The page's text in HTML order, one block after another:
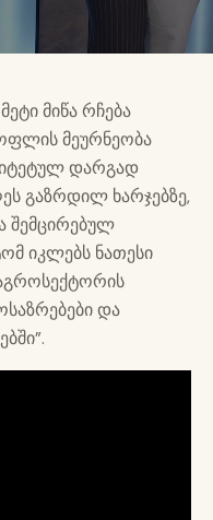
მიწა რჩება
მეურნეობა
დარგად
გაზრდილ ხარჯებზე,
შემცირებულ
იკლებს ნათესი
და